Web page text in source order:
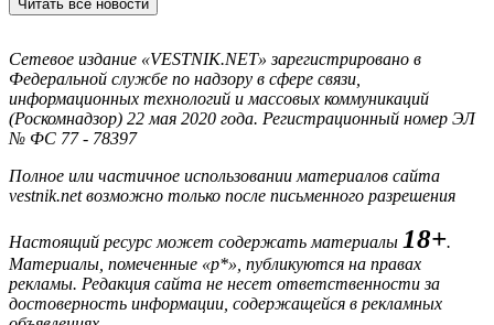
Читать все новости
Сетевое издание «VESTNIK.NET» зарегистрировано в
Федеральной службе по надзору в сфере связи,
информационных технологий и массовых коммуникаций
(Роскомнадзор) 22 мая 2020 года. Регистрационный номер ЭЛ
№ ФС 77 - 78397
Полное или частичное использовании материалов сайта
vestnik.net возможно только после письменного разрешения
Настоящий ресурс может содержать материалы 18+.
Материалы, помеченные «р*», публикуются на правах
рекламы. Редакция сайта не несет ответственности за
достоверность информации, содержащейся в рекламных